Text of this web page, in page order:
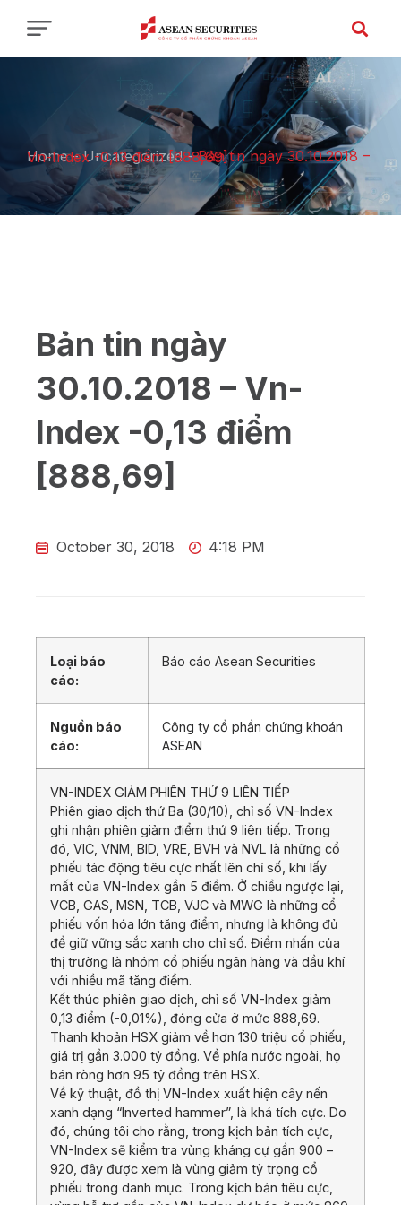
Home-Uncategorized-
Bản tin ngày 30.10.2018 – Vn-Index -0,13 điểm [888,69]
Bản tin ngày
30.10.2018 – Vn-
Index -0,13 điểm
[888,69]
October 30, 2018 4:18 PM
Loại báo
cáo:
Báo cáo Asean Securities
Nguồn báo
cáo:
Công ty cổ phần chứng khoán
ASEAN
VN-INDEX GIẢM PHIÊN THỨ 9 LIÊN TIẾP
Phiên giao dịch thứ Ba (30/10), chỉ số VN-Index
ghi nhận phiên giảm điểm thứ 9 liên tiếp. Trong
đó, VIC, VNM, BID, VRE, BVH và NVL là những cổ
phiếu tác động tiêu cực nhất lên chỉ số, khi lấy
mất của VN-Index gần 5 điểm. Ở chiều ngược lại,
VCB, GAS, MSN, TCB, VJC và MWG là những cổ
phiếu vốn hóa lớn tăng điểm, nhưng là không đủ
để giữ vững sắc xanh cho chỉ số. Điểm nhấn của
thị trường là nhóm cổ phiếu ngân hàng và dầu khí
với nhiều mã tăng điểm.
Kết thúc phiên giao dịch, chỉ số VN-Index giảm
0,13 điểm (-0,01%), đóng cửa ở mức 888,69.
Thanh khoản HSX giảm về hơn 130 triệu cổ phiếu,
giá trị gần 3.000 tỷ đồng. Về phía nước ngoài, họ
bán ròng hơn 95 tỷ đồng trên HSX.
Về kỹ thuật, đồ thị VN-Index xuất hiện cây nến
xanh dạng “Inverted hammer”, là khá tích cực. Do
đó, chúng tôi cho rằng, trong kịch bản tích cực,
VN-Index sẽ kiểm tra vùng kháng cự gần 900 –
920, đây được xem là vùng giảm tỷ trọng cổ
phiếu trong danh mục. Trong kịch bản tiêu cực,